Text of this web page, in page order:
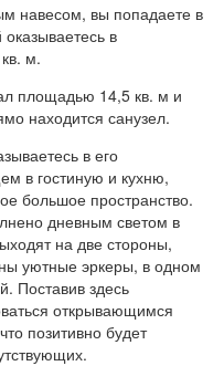
навесом, вы попадаете в
в
м.
площадью 14,5 кв. м и
находится санузел.
в его
в гостиную и кухню,
большое пространство.
дневным светом в
на две стороны,
уютные эркеры, в одном
Поставив здесь
открывающимся
позитивно будет